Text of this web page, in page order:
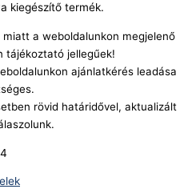
kiegészítő termék.
a weboldalunkon megjelenő
tájékoztató jellegűek!
ajánlatkérés leadása
rövid határidővel, aktualizált